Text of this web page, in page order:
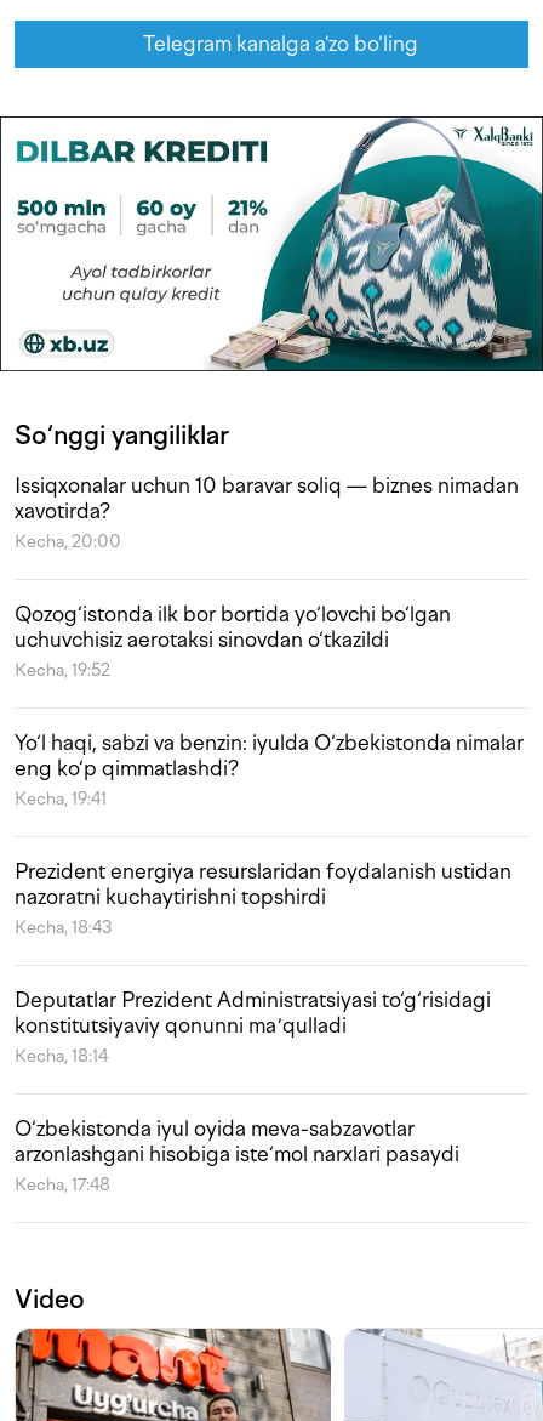
Telegram kanalga a'zo bo‘ling
So‘nggi yangiliklar
Issiqxonalar uchun 10 baravar soliq — biznes nimadan
xavotirda?
Kecha, 20:00
Qozog‘istonda ilk bor bortida yo‘lovchi bo‘lgan
uchuvchisiz aerotaksi sinovdan o‘tkazildi
Kecha, 19:52
Yo‘l haqi, sabzi va benzin: iyulda O‘zbekistonda nimalar
eng ko‘p qimmatlashdi?
Kecha, 19:41
Prezident energiya resurslaridan foydalanish ustidan
nazoratni kuchaytirishni topshirdi
Kecha, 18:43
Deputatlar Prezident Administratsiyasi to‘g‘risidagi
konstitutsiyaviy qonunni maʼqulladi
Kecha, 18:14
O‘zbekistonda iyul oyida meva-sabzavotlar
arzonlashgani hisobiga iste‘mol narxlari pasaydi
Kecha, 17:48
Video